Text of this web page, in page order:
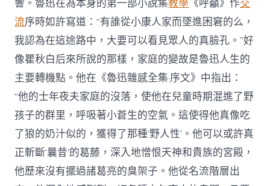
響。魯迅在為本身的第一部小說集教學 《呼籲》作交
流序時如許寫道：“有誰從小康人家而墜進困窘的么，
我認為在這途路中，大要可以看見眾人的真臉孔。”好
像瞿秋白后來所說的那樣，家庭的變故是魯迅人生的
主要轉機點。他在《魯迅雜感全集·序文》中指出：
“他的士年夜夫家庭的沒落，使他在兒童時期混進了野
孩子的群里，呼吸著小蒼生的空氣。這使得他真像吃
了狼的奶汁似的，獲得了那種‘野人性’。他可以或許真
正斬斷‘曩昔’的葛藤，深入地憎恨天神和貴族的宮殿，
他歷來沒有擺過諸葛亮的臭架子。他從名流階層出